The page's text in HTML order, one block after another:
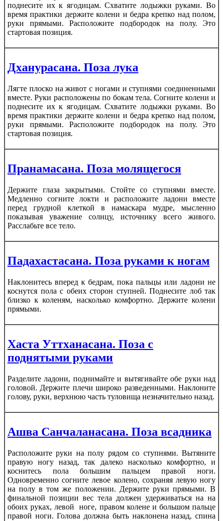
поднесите их к ягодицам. Схватите лодыжки руками. Во
время практики держите колени и бедра крепко над полом,
руки прямыми. Расположите подбородок на полу. Это
стартовая позиция.
Дханурасана. Поза лука
Лягте плоско на живот с ногами и ступнями соединенными
вместе. Руки расположены по бокам тела. Согните колени и
поднесите их к ягодицам. Схватите лодыжки руками. Во
время практики держите колени и бедра крепко над полом,
руки прямыми. Расположите подбородок на полу. Это
стартовая позиция.
Пранамасана. Поза молящегося
Держите глаза закрытыми. Стойте со ступнями вместе.
Медленно согните локти и расположите ладони вместе
перед грудной клеткой в намаскара мудре, мысленно
показывая уважение солнцу, источнику всего живого.
Расслабьте все тело.
Падахастасана. Поза руками к ногам
Наклонитесь вперед к бедрам, пока пальцы или ладони не
коснутся пола с обеих сторон ступней. Поднесите лоб так
близко к коленям, насколько комфортно. Держите колени
прямыми.
Хаста Уттханасана. Поза с
поднятыми руками
Разделите ладони, поднимайте и вытягивайте обе руки над
головой. Держите плечи широко разведенными. Наклоните
голову, руки, верхнюю часть туловища незначительно назад.
Ашва Санчаланасана. Поза всадника
Расположите руки на полу рядом со ступнями. Вытяните
правую ногу назад, так далеко насколько комфортно, и
коснитесь пола большим пальцем правой ноги.
Одновременно согните левое колено, сохраняя левую ногу
на полу в том же положении. Держите руки прямыми. В
финальной позиции вес тела должен удерживаться на на
обоих руках, левой ноге, правом колене и большом пальце
правой ноги. Голова должна быть наклонена назад, спина